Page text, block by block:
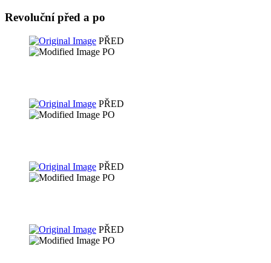
Revoluční před a po
PŘED
PO
PŘED
PO
PŘED
PO
PŘED
PO